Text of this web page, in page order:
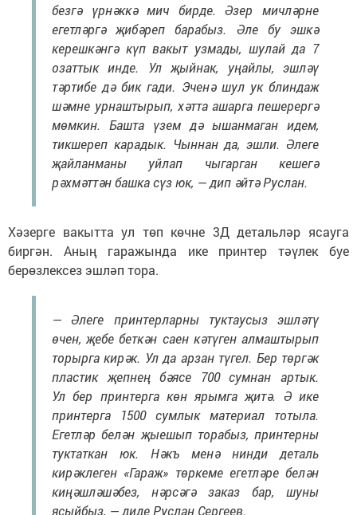
безгә үрнәккә мич бирде. Әзер мичләрне
егетләргә җибәреп барабыз. Әле бу эшкә
керешкәнгә күп вакыт узмады, шулай да 7
озаттык инде. Ул җыйнак, уңайлы, эшләү
тәртибе дә бик гади. Эченә шул ук блиндаж
шәмне урнаштырып, хәтта ашарга пешерергә
мөмкин. Башта үзем дә ышанмаган идем,
тикшереп карадык. Чыннан да, эшли. Әлеге
җайланманы уйлап чыгарган кешегә
рәхмәттән башка сүз юк, — дип әйтә Руслан.
Хәзерге вакытта ул төп көчне 3Д детальләр ясауга
биргән. Аның гаражында ике принтер тәүлек буе
берөзлексез эшләп тора.
— Әлеге принтерларны туктаусыз эшләтү
өчен, җебе беткән саен кәтүген алмаштырып
торырга кирәк. Ул да арзан түгел. Бер төргәк
пластик җепнең бәясе 700 сумнан артык.
Ул бер принтерга көн ярымга җитә. Ә ике
принтерга 1500 сумлык материал тотыла.
Егетләр белән җыешып торабыз, принтерны
туктаткан юк. Нәкъ менә нинди деталь
кирәклеген «Гараж» төркеме егетләре белән
киңәшләшәбез, нәрсәгә заказ бар, шуны
ясыйбыз, — диде Руслан Сергеев.